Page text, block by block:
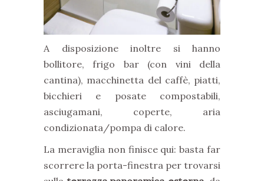
A disposizione inoltre si hanno
bollitore, frigo bar (con vini della
cantina), macchinetta del caffè, piatti,
bicchieri e posate compostabili,
asciugamani, coperte, aria
condizionata/pompa di calore.
La meraviglia non finisce qui: basta far
scorrere la porta-finestra per trovarsi